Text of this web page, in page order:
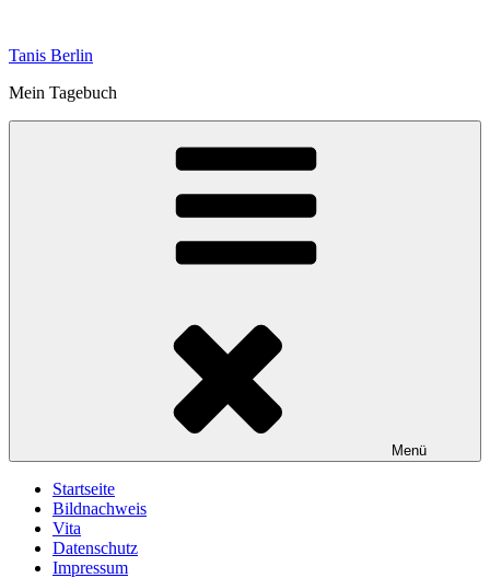
springen
Tanis Berlin
Mein Tagebuch
Menü
Startseite
Bildnachweis
Vita
Datenschutz
Impressum